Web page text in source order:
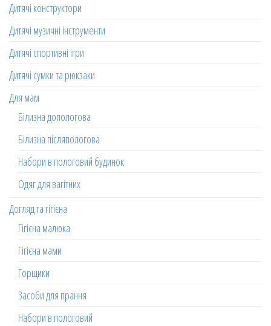
Дитячі конструктори
Дитячі музичні інструменти
Дитячі спортивні ігри
Дитячі сумки та рюкзаки
Для мам
Білизна допологова
Білизна післяпологова
Набори в пологовий будинок
Одяг для вагітних
Догляд та гігієна
Гігієна малюка
Гігієна мами
Горщики
Засоби для прання
Набори в пологовий